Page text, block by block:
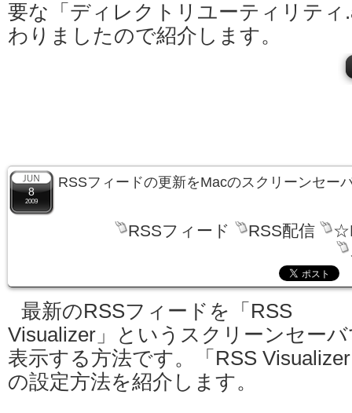
要な「ディレクトリユーティリティ
わりましたので紹介します。
8
2009
RSSフィードの更新をMacのスクリーンセー
RSSフィード RSS配信
最新のRSSフィードを「RSS
Visualizer」というスクリーンセー
表示する方法です。「RSS
の設定方法を紹介します。